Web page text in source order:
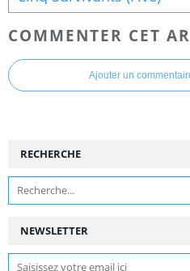
COMMENTER CET
Ajouter un
NEWSLETTER
RECHERCHE